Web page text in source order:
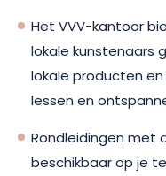
Het VVV-kantoor
lokale kunstenaars
lokale producten
lessen en
Rondleidingen met
beschikbaar op je